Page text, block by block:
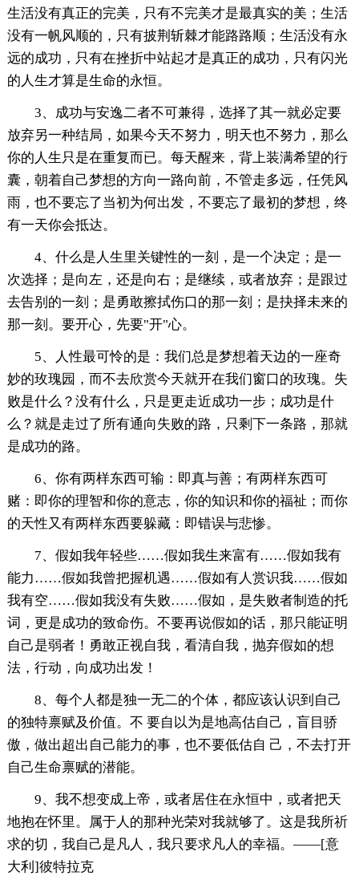
生活没有真正的完美，只有不完美才是最真实的美；生活
没有一帆风顺的，只有披荆斩棘才能路路顺；生活没有永
远的成功，只有在挫折中站起才是真正的成功，只有闪光
的人生才算是生命的永恒。
3、成功与安逸二者不可兼得，选择了其一就必定要
放弃另一种结局，如果今天不努力，明天也不努力，那么
你的人生只是在重复而已。每天醒来，背上装满希望的行
囊，朝着自己梦想的方向一路向前，不管走多远，任凭风
雨，也不要忘了当初为何出发，不要忘了最初的梦想，终
有一天你会抵达。
4、什么是人生里关键性的一刻，是一个决定；是一
次选择；是向左，还是向右；是继续，或者放弃；是跟过
去告别的一刻；是勇敢擦拭伤口的那一刻；是抉择未来的
那一刻。要开心，先要"开"心。
5、人性最可怜的是：我们总是梦想着天边的一座奇
妙的玫瑰园，而不去欣赏今天就开在我们窗口的玫瑰。失
败是什么？没有什么，只是更走近成功一步；成功是什
么？就是走过了所有通向失败的路，只剩下一条路，那就
是成功的路。
6、你有两样东西可输：即真与善；有两样东西可
赌：即你的理智和你的意志，你的知识和你的福祉；而你
的天性又有两样东西要躲藏：即错误与悲惨。
7、假如我年轻些……假如我生来富有……假如我有
能力……假如我曾把握机遇……假如有人赏识我……假如
我有空……假如我没有失败……假如，是失败者制造的托
词，更是成功的致命伤。不要再说假如的话，那只能证明
自己是弱者！勇敢正视自我，看清自我，抛弃假如的想
法，行动，向成功出发！
8、每个人都是独一无二的个体，都应该认识到自己
的独特禀赋及价值。不 要自以为是地高估自己，盲目骄
傲，做出超出自己能力的事，也不要低估自 己，不去打开
自己生命禀赋的潜能。
9、我不想变成上帝，或者居住在永恒中，或者把天
地抱在怀里。属于人的那种光荣对我就够了。这是我所祈
求的切，我自己是凡人，我只要求凡人的幸福。——[意
大利]彼特拉克